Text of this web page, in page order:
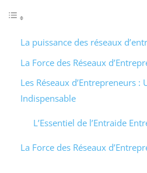
La puissance des réseaux
La Force des Réseaux
Les Réseaux d’Entrepreneurs :
Indispensable
L’Essentiel de l’Entraide
La Force des Réseaux